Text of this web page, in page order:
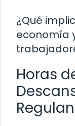
¿Qué
economía
Horas